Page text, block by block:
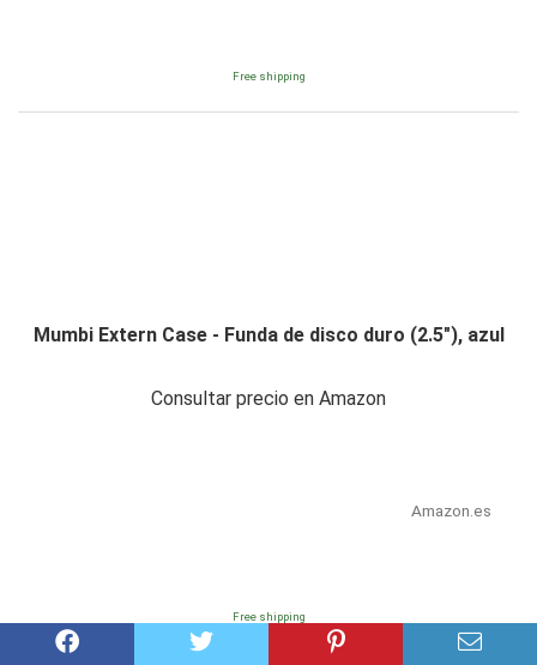
Free shipping
Mumbi Extern Case - Funda de disco duro (2.5"), azul
Consultar precio en Amazon
Amazon.es
Free shipping